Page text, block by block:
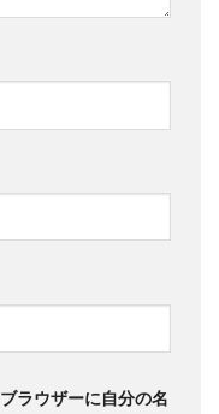
ラウザーに自分の名